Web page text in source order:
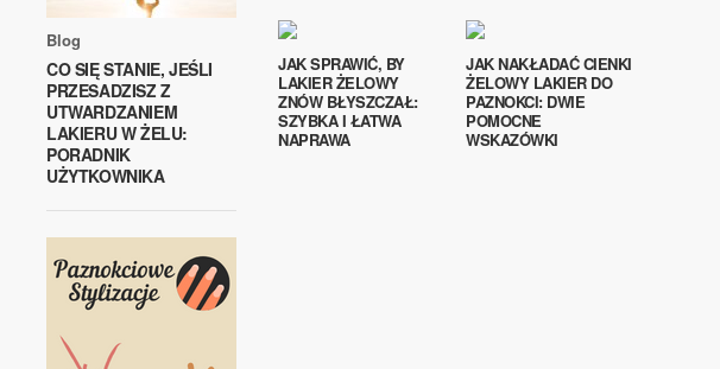
Blog
CO SIĘ STANIE, JEŚLI
PRZESADZISZ Z
UTWARDZANIEM
LAKIERU W ŻELU:
PORADNIK
UŻYTKOWNIKA
JAK SPRAWIĆ, BY
LAKIER ŻELOWY
ZNÓW BŁYSZCZAŁ:
SZYBKA I ŁATWA
NAPRAWA
JAK NAKŁADAĆ CIENKI
ŻELOWY LAKIER DO
PAZNOKCI: DWIE
POMOCNE
WSKAZÓWKI